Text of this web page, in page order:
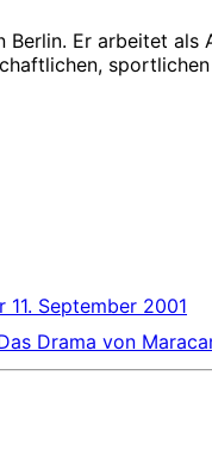
Er arbeitet
September 2001
Drama von